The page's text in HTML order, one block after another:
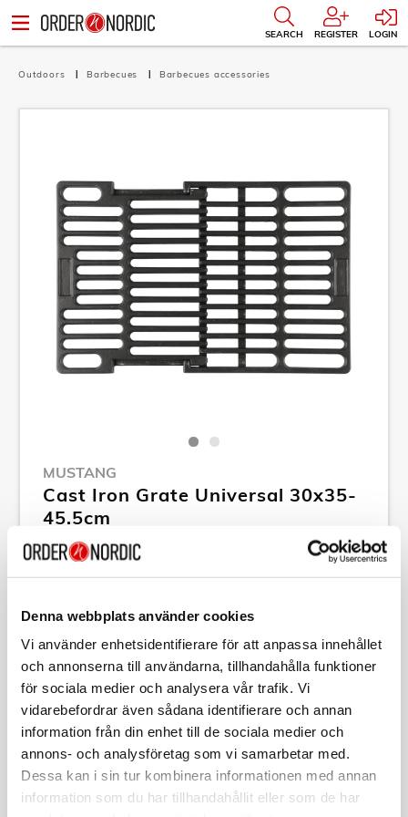
Denna webbplats använder cookies
Vi använder enhetsidentifierare för att anpassa innehållet
och annonserna till användarna, tillhandahålla funktioner
för sociala medier och analysera vår trafik. Vi
vidarebefordrar även sådana identifierare och annan
information från din enhet till de sociala medier och
annons- och analysföretag som vi samarbetar med.
Dessa kan i sin tur kombinera informationen med annan
information som du har tillhandahållit eller som de har
SEARCH REGISTER LOGIN
Outdoors Barbecues Barbecues accessories
MUSTANG
Cast Iron Grate Universal 30x35-
45.5cm
Article no:
A14273
RSP: 599,00 kr
Show all products of Mustang
Specification
Description